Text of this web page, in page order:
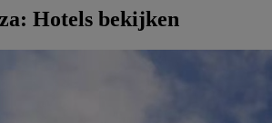
Hotels bekijken